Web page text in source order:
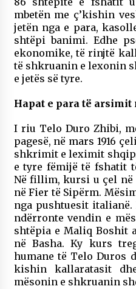
mbetën me ç’kishin
jetën nga e para,
shtëpi banimi. Edhe
ekonomike, të rinjtë
të shkruanin e lexonin
e jetës së tyre.
Hapat e para të
I riu Telo Duro Zhibi,
pagesë, në mars 1916
shkrimit e leximit
e tyre fëmijë të fshatit
Në fillim, kursi u çel në
në Fier të Sipërm.
nga pushtuesit
ndërronte vendin e
shtëpia e Maliq Boshit
në Basha. Ky kurs
humane të Telo Duros
kishin kallaratasit
mësonin e shkruanin